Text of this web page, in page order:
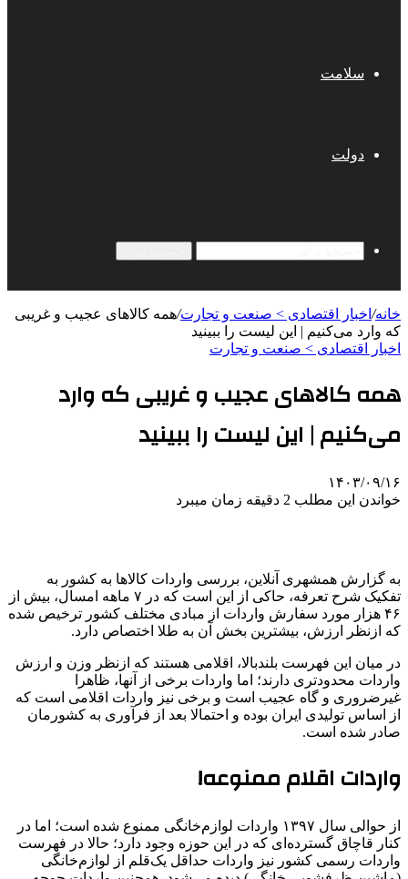
سلامت
دولت
خانه/ اخبار اقتصادی > صنعت و تجارت/همه کالاهای عجیب و غریبی
که وارد می‌کنیم | این لیست را ببینید
اخبار اقتصادی > صنعت و تجارت
همه کالاهای عجیب و غریبی که وارد
می‌کنیم | این لیست را ببینید
۱۴۰۳/۰۹/۱۶
خواندن این مطلب 2 دقیقه زمان میبرد
به گزارش همشهری آنلاین، بررسی واردات کالاها به کشور به
تفکیک شرح تعرفه، حاکی از این است که در ۷ ماهه امسال، بیش از
۴۶ هزار مورد سفارش واردات از مبادی مختلف کشور ترخیص شده
که ازنظر ارزش، بیشترین بخش آن به طلا اختصاص دارد.
در میان این فهرست بلندبالا، اقلامی هستند که ازنظر وزن و ارزش
واردات محدودتری دارند؛ اما واردات برخی از آنها، ظاهرا
غیرضروری و گاه عجیب است و برخی نیز واردات اقلامی است که
از اساس تولیدی ایران بوده و احتمالا بعد از فرآوری به کشورمان
صادر شده است.
واردات اقلام ممنوعه!
از حوالی سال ۱۳۹۷ واردات لوازم‌خانگی ممنوع شده است؛ اما در
کنار قاچاق گسترده‌ای که در این حوزه وجود دارد؛ حالا در فهرست
واردات رسمی کشور نیز واردات حداقل یک‌قلم از لوازم‌خانگی